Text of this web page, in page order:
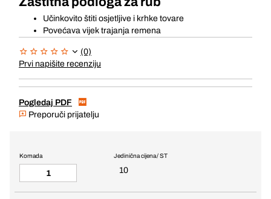
Učinkovito štiti osjetljive i krhke tovare
Povećava vijek trajanja remena
(0)
Prvi napišite recenziju
Pogledaj PDF
Preporuči prijatelju
Jedinična cijena / ST
10
Komada